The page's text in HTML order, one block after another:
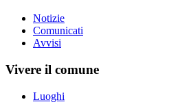
Notizie
Comunicati
Avvisi
Vivere il comune
Luoghi